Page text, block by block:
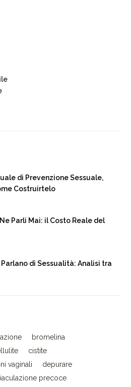
di Prevenzione Sessuale,
Costruirtelo
Parli Mai: il Costo Reale del
di Sessualità: Analisi tra
bromelina
cistite
vaginali
depurare
precoce